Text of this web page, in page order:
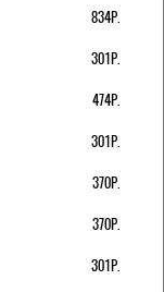
834Р.
301Р.
474Р.
301Р.
370Р.
370Р.
301Р.